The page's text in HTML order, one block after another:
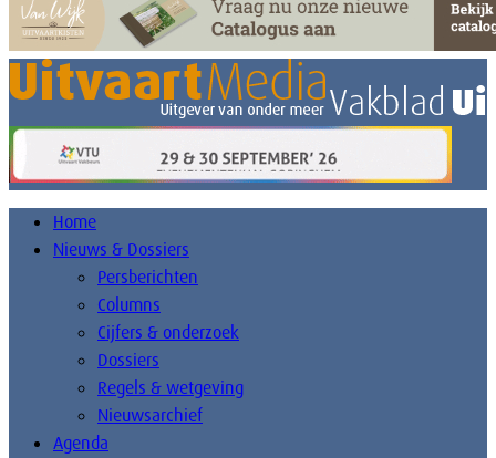
Home
Nieuws & Dossiers
Persberichten
Columns
Cijfers & onderzoek
Dossiers
Regels & wetgeving
Nieuwsarchief
Agenda